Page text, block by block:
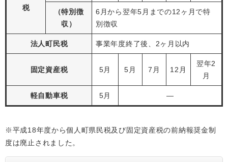
税
（特別徴
収）
6月から翌年5月までの12ヶ月で特
別徴収
法人町民税 事業年度終了後、2ヶ月以内
固定資産税 5月 5月 7月 12月
翌年2
月
軽自動車税 5月 ―
※平成18年度から個人町県民税及び固定資産税の前納報奨金制
度は廃止されました。